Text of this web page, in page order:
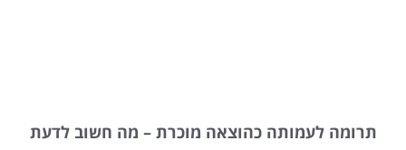
תרומה לעמותה כהוצאה מוכרת – מה חשוב לדעת